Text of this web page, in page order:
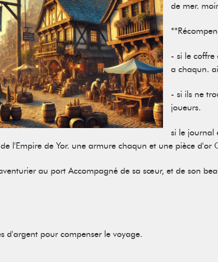
de mer.
- si le coffre
a chaqun.
- si ils ne
joueurs.
si le journal
l'Empire de Yor. une armure chaqun et une pièce d'or
au port Accompagné de sa sœur, et de son
d'argent pour compenser le voyage.